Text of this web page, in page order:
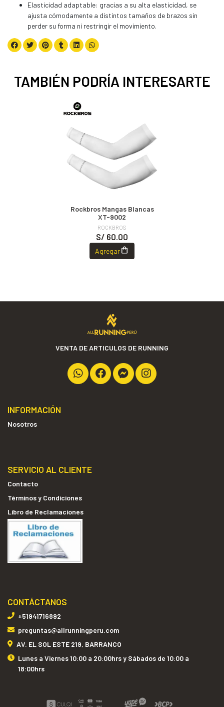
Elasticidad adaptable: gracias a su alta elasticidad, se
ajusta cómodamente a distintos tamaños de brazos sin
perder su forma ni restringir el movimiento.
TAMBIÉN PODRÍA INTERESARTE
Rockbros Mangas Blancas
XT-9002
ROCKBROS
S/ 60.00
Agregar
VENTA DE ARTICULOS DE RUNNING
INFORMACIÓN
Nosotros
SERVICIO AL CLIENTE
Contacto
Términos y Condiciones
Libro de Reclamaciones
CONTÁCTANOS
+51941716892
preguntas@allrunningperu.com
AV. EL SOL ESTE 219, BARRANCO
Lunes a Viernes 10:00 a 20:00hrs y Sábados de 10:00 a
18:00hrs